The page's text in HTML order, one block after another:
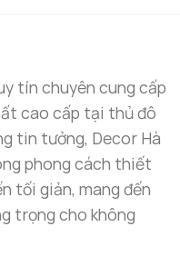
tín chuyên cung cấp
cao cấp tại thủ đô
tin tưởng, Decor Hà
phong cách thiết
tối giản, mang đến
trọng cho không